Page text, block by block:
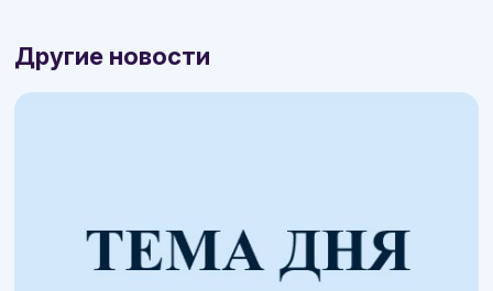
Другие новости